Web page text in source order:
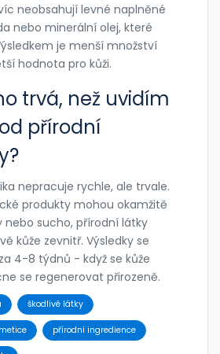
neobsahují levné naplněné
nebo minerální olej, které
je menší množství
hodnota pro kůži.
trvá, než uvidím
přírodní
nepracuje rychle, ale trvale.
produkty mohou okamžitě
nebo sucho, přírodní látky
kůže zevnitř. Výsledky se
4-8 týdnů - když se kůže
se regenerovat přirozeně.
škodlivé látky
přírodní ingredience